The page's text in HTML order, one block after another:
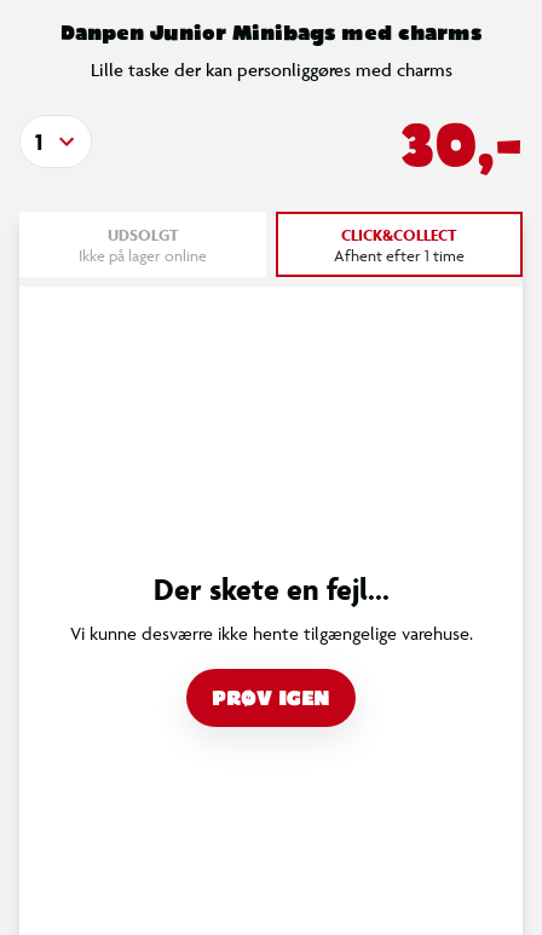
Danpen Junior Minibags med charms
Lille taske der kan personliggøres med charms
30,-
1
UDSOLGT
Ikke på lager online
CLICK&COLLECT
Afhent efter 1 time
Der skete en fejl...
Vi kunne desværre ikke hente tilgængelige varehuse.
PRØV IGEN